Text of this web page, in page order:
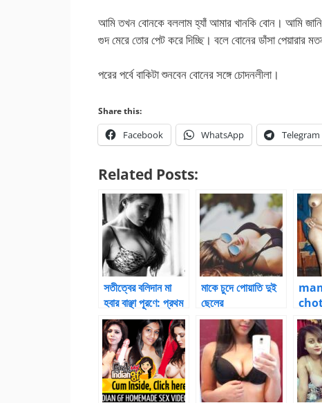
আমি তখন বোনকে বললাম হ্যাঁ আমার খানকি বোন। আমি
গুদ মেরে তোর পেট করে দিচ্ছি। বলে বোনের ডাঁসা পেয়ারার
পরের পর্বে বাকিটা শুনবেন বোনের সঙ্গে চোদনলীলা।
Share this:
Facebook WhatsApp Telegram
Related Posts:
সতীত্বের বলিদান মা
হবার বাঞ্ছা পূরণে: প্রথম
অধ্যায়
মাকে চুদে পোয়াতি দুই
ছেলের
choti
বিয়ে
দিনে